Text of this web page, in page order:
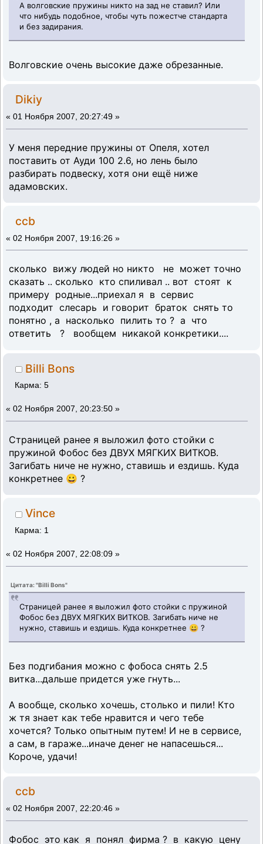
А волговские пружины никто на зад не ставил? Или
что нибудь подобное, чтобы чуть пожестче стандарта
и без задирания.
Волговские очень высокие даже обрезанные.
Dikiy
« 01 Ноября 2007, 20:27:49 »
У меня передние пружины от Опеля, хотел
поставить от Ауди 100 2.6, но лень было
разбирать подвеску, хотя они ещё ниже
адамовских.
ccb
« 02 Ноября 2007, 19:16:26 »
сколько вижу людей но никто не может точно
сказать .. сколько кто спиливал .. вот стоят к
примеру родные...приехал я в сервис
подходит слесарь и говорит браток снять то
понятно , а насколько пилить то ? а что
ответить ? вообщем никакой конкретики....
Billi Bons
Карма: 5
« 02 Ноября 2007, 20:23:50 »
Страницей ранее я выложил фото стойки с
пружиной Фобос без ДВУХ МЯГКИХ ВИТКОВ.
Загибать ниче не нужно, ставишь и ездишь. Куда
конкретнее 😀 ?
Vince
Карма: 1
« 02 Ноября 2007, 22:08:09 »
Цитата: "Billi Bons"
Страницей ранее я выложил фото стойки с пружиной
Фобос без ДВУХ МЯГКИХ ВИТКОВ. Загибать ниче не
нужно, ставишь и ездишь. Куда конкретнее 😀 ?
Без подгибания можно с фобоса снять 2.5
витка...дальше придется уже гнуть...
А вообще, сколько хочешь, столько и пили! Кто
ж тя знает как тебе нравится и чего тебе
хочется? Только опытным путем! И не в сервисе,
а сам, в гараже...иначе денег не напасешься...
Короче, удачи!
ccb
« 02 Ноября 2007, 22:20:46 »
Фобос это как я понял фирма ? в какую цену